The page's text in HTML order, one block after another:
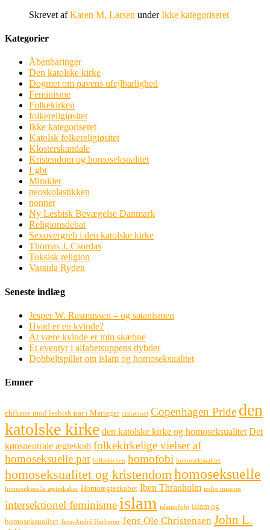
Skrevet afKaren M. Larsen underIkke kategoriseret
Kategorier
Åbenbaringer
Den katolske kirke
Dogmet om pavens ufejlbarlighed
Feminisme
Folkekirken
folkereligiøsitet
Ikke kategoriseret
Katolsk folkereligiøsitet
Klosterskandale
Kristendom og homoseksualitet
Lgbt
Mirakler
neoskolastikken
nonner
Ny Lesbisk Bevægelse Danmark
Religionsdebat
Sexovergreb i den katolske kirke
Thomas J. Csordas
Toksisk religion
Vassula Ryden
Seneste indlæg
Jesper W. Rasmussen – og satanismen
Hvad er en kvinde?
At være kvinde er min skæbne
Et eventyr i alfabetsuppens dybder
Dobbeltspillet om islam og homoseksualitet
Emner
chikane mod lesbisk par i Mariager ciskønnet Copenhagen Pride den
katolske kirke den katolske kirke og homoseksualitet Det
kønsneutrale ægteskab folkekirkelige vielser af
homoseksuelle par folkekirken homofobi homoseksualitet
homoseksualitet og kristendomhomoseksuelle
homoseksuelle ægteskaber Homoægteskabet Iben Thranholm indre mission
intersektionel feminisme islam islamofobi islam og
homoseksualitet Jens-André Herbener Jens Ole Christensen John L.